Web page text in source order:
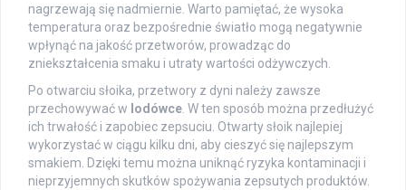
nagrzewają się nadmiernie. Warto pamiętać, że wysoka
temperatura oraz bezpośrednie światło mogą negatywnie
wpłynąć na jakość przetworów, prowadząc do
zniekształcenia smaku i utraty wartości odżywczych.
Po otwarciu słoika, przetwory z dyni należy zawsze
przechowywać w lodówce . W ten sposób można przedłużyć
ich trwałość i zapobiec zepsuciu. Otwarty słoik najlepiej
wykorzystać w ciągu kilku dni, aby cieszyć się najlepszym
smakiem. Dzięki temu można uniknąć ryzyka kontaminacji i
nieprzyjemnych skutków spożywania zepsutych produktów.